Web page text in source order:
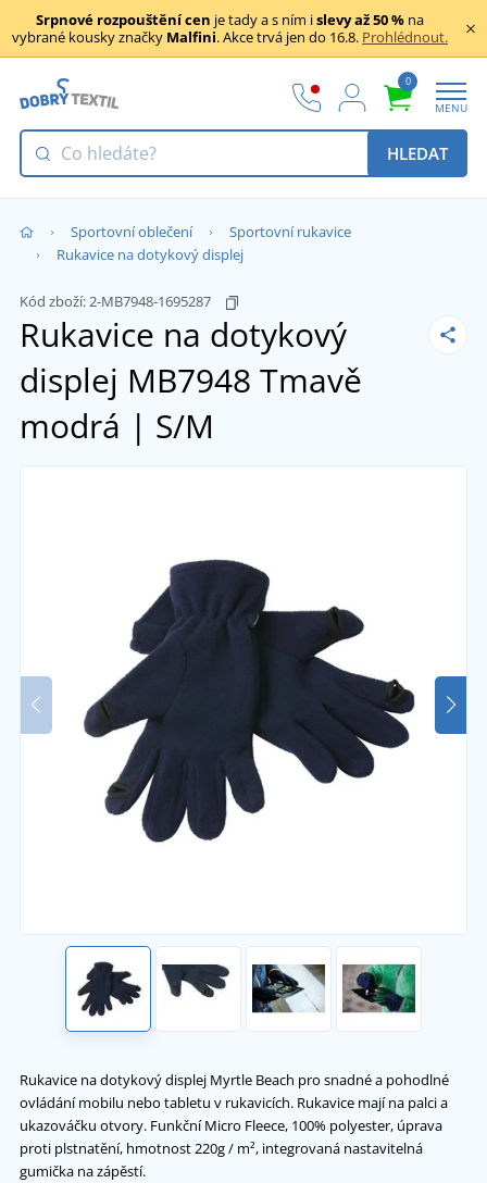
Srpnové rozpouštění cen je tady a s ním islevy až 50 % na
vybrané kousky značky Malfini. Akce trvá jen do 16.8. Prohlédnout.
0
MENU
HLEDAT
Sportovní oblečení
Sportovní rukavice
Rukavice na dotykový displej
Kód zboží:2-MB7948-1695287
Rukavice na dotykový
displej MB7948 Tmavě
modrá | S/M
Rukavice na dotykový displej Myrtle Beach pro snadné a pohodlné
ovládání mobilu nebo tabletu v rukavicích. Rukavice mají na palci a
ukazováčku otvory. Funkční Micro Fleece, 100% polyester, úprava
proti plstnatění, hmotnost 220g / m², integrovaná nastavitelná
gumička na zápěstí.